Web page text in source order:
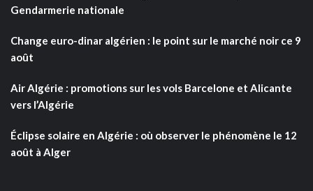
Gendarmerie nationale
Change euro-dinar algérien : le point sur le marché noir ce 9
août
Air Algérie : promotions sur les vols Barcelone et Alicante
vers l’Algérie
Éclipse solaire en Algérie : où observer le phénomène le 12
août à Alger